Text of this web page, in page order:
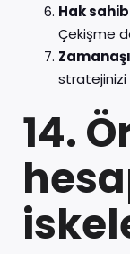
Hak
Çekişme
stratejinizi
14.